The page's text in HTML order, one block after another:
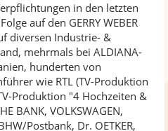
in den letzten
auf den GERRY WEBER
diversen Industrie- &
mehrmals bei ALDIANA-
hunderten von
wie RTL (TV-Produktion
Produktion "4 Hochzeiten &
BANK, VOLKSWAGEN,
Postbank, Dr. OETKER,